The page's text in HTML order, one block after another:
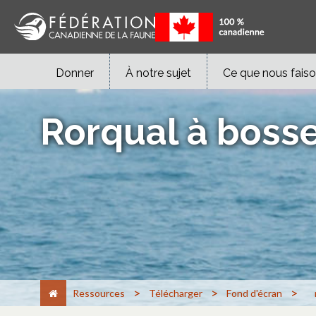
Donner À notre sujet Ce que nous
Rorqual à
Ressources > Télécharger > Fond d'écran >